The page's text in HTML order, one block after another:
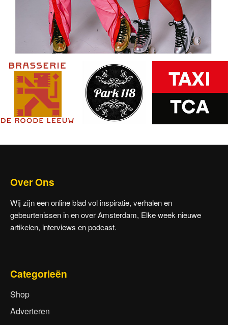
Over Ons
Wij zijn een online blad vol inspiratie, verhalen en
gebeurtenissen in en over Amsterdam, Elke week nieuwe
artikelen, interviews en podcast.
Categorieën
Shop
Adverteren